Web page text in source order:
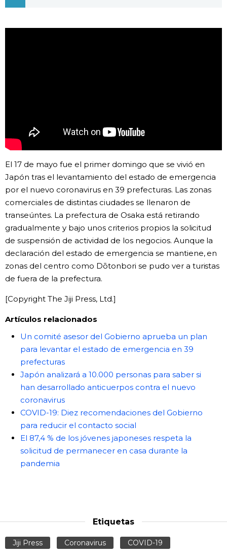
Blog
Tokio
Avisos
El 17 de mayo fue el primer domingo que se vivió en
Japón tras el levantamiento del estado de emergencia
por el nuevo coronavirus en 39 prefecturas. Las zonas
comerciales de distintas ciudades se llenaron de
transeúntes. La prefectura de Osaka está retirando
gradualmente y bajo unos criterios propios la solicitud
de suspensión de actividad de los negocios. Aunque la
declaración del estado de emergencia se mantiene, en
zonas del centro como Dōtonbori se pudo ver a turistas
de fuera de la prefectura.
[Copyright The Jiji Press, Ltd.]
Artículos relacionados
Un comité asesor del Gobierno aprueba un plan
para levantar el estado de emergencia en 39
prefecturas
Japón analizará a 10.000 personas para saber si
han desarrollado anticuerpos contra el nuevo
coronavirus
COVID-19: Diez recomendaciones del Gobierno
para reducir el contacto social
El 87,4 % de los jóvenes japoneses respeta la
solicitud de permanecer en casa durante la
pandemia
Etiquetas
Jiji Press Coronavirus COVID-19